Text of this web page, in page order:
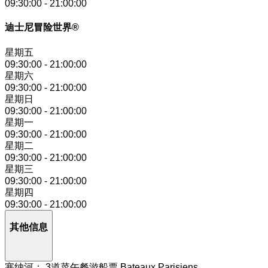
09:30:00 - 21:00:00
迪士尼冒险世界®
星期五
09:30:00 - 21:00:00
星期六
09:30:00 - 21:00:00
星期日
09:30:00 - 21:00:00
星期一
09:30:00 - 21:00:00
星期二
09:30:00 - 21:00:00
星期三
09:30:00 - 21:00:00
星期四
09:30:00 - 21:00:00
其他信息